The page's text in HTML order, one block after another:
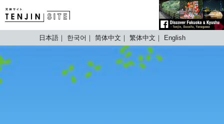
TENJIN SITE
日本語 한국어 简体中文 繁体中文 English